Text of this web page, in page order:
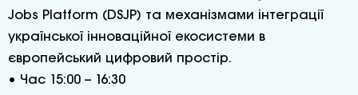
Jobs Platform (DSJP) та механізмами інтеграції
української інноваційної екосистеми в
європейський цифровий простір.
• Час 15:00 – 16:30